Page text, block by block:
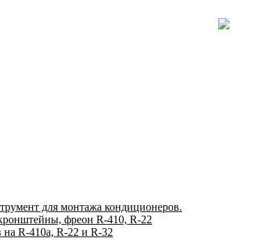
для монтажа кондиционеров.
фреон R-410, R-22
R-410а, R-22 и R-32